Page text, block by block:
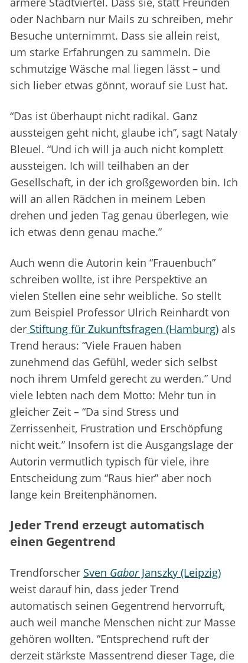
oder Nachbarn nur Mails zu schreiben, mehr
Besuche unternimmt. Dass sie allein reist,
um starke Erfahrungen zu sammeln. Die
schmutzige Wäsche mal liegen lässt – und
sich lieber etwas gönnt, worauf sie Lust hat.
“Das ist überhaupt nicht radikal. Ganz
aussteigen geht nicht, glaube ich”, sagt Nataly
Bleuel. “Und ich will ja auch nicht komplett
aussteigen. Ich will teilhaben an der
Gesellschaft, in der ich großgeworden bin. Ich
will an allen Rädchen in meinem Leben
drehen und jeden Tag genau überlegen, wie
ich etwas denn genau mache.”
Auch wenn die Autorin kein “Frauenbuch”
schreiben wollte, ist ihre Perspektive an
vielen Stellen eine sehr weibliche. So stellt
zum Beispiel Professor Ulrich Reinhardt von
der Stiftung für Zukunftsfragen (Hamburg) als
Trend heraus: “Viele Frauen haben
zunehmend das Gefühl, weder sich selbst
noch ihrem Umfeld gerecht zu werden.” Und
viele lebten nach dem Motto: Mehr tun in
gleicher Zeit – “Da sind Stress und
Zerrissenheit, Frustration und Erschöpfung
nicht weit.” Insofern ist die Ausgangslage der
Autorin vermutlich typisch für viele, ihre
Entscheidung zum “Raus hier” aber noch
lange kein Breitenphänomen.
Jeder Trend erzeugt automatisch
einen Gegentrend
Trendforscher Sven GaborJanszky (Leipzig)
weist darauf hin, dass jeder Trend
automatisch seinen Gegentrend hervorruft,
auch weil manche Menschen nicht zur Masse
gehören wollten. “Entsprechend ruft der
derzeit stärkste Massentrend dieser Tage, die